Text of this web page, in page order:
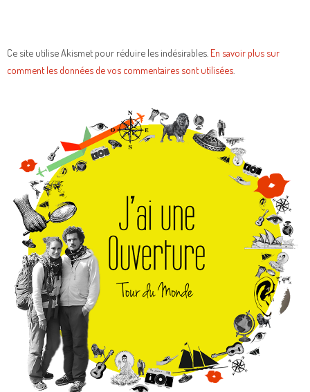
Ce site utilise Akismet pour réduire les indésirables. En savoir plus sur
comment les données de vos commentaires sont utilisées